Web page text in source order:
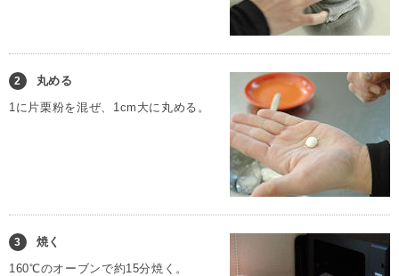
2
丸める
1に片栗粉を混ぜ、1cm大に丸める。
3
焼く
160℃のオーブンで約15分焼く。